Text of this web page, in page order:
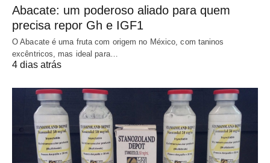
Abacate: um poderoso aliado para quem
precisa repor Gh e IGF1
O Abacate é uma fruta com origem no México, com taninos
excêntricos, mas ideal para…
4 dias atrás